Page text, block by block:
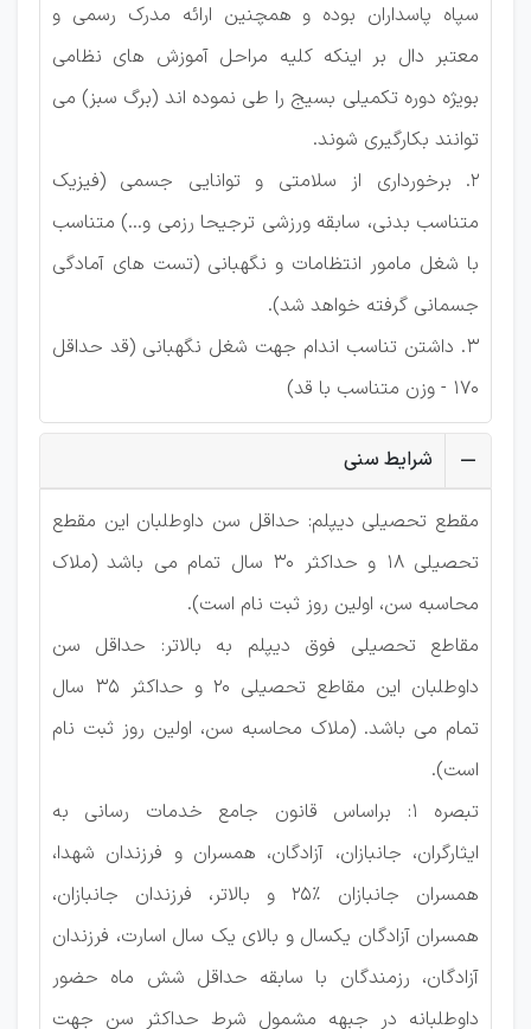
سپاه پاسداران بوده و همچنین ارائه مدرک رسمی و
معتبر دال بر اینکه كلیه مراحل آموزش های نظامی
بویژه دوره تکمیلی بسیج را طی نموده اند (برگ سبز) می
توانند بکارگیری شوند.
2. برخورداری از سلامتی و توانایی جسمی (فیزیک
متناسب بدنی، سابقه ورزشی ترجیحا رزمی و...) متناسب
با شغل مامور انتظامات و نگهبانی (تست های آمادگی
جسمانی گرفته خواهد شد).
3. داشتن تناسب اندام جهت شغل نگهبانی (قد حداقل
170 - وزن متناسب با قد)
شرایط سنی
مقطع تحصیلی دیپلم: حداقل سن داوطلبان این مقطع
تحصیلی 18 و حداكثر 30 سال تمام می باشد (ملاک
محاسبه سن، اولین روز ثبت نام است).
مقاطع تحصیلی فوق دیپلم به بالاتر: حداقل سن
داوطلبان این مقاطع تحصیلی 20 و حداکثر 35 سال
تمام می باشد. (ملاک محاسبه سن، اولین روز ثبت نام
است).
تبصره 1: براساس قانون جامع خدمات رسانی به
ایثارگران، جانبازان، آزادگان، همسران و فرزندان شهدا،
همسران جانبازان %25 و بالاتر، فرزندان جانبازان،
همسران آزادگان یکسال و بالای یک سال اسارت، فرزندان
آزادگان، رزمندگان با سابقه حداقل شش ماه حضور
داوطلبانه در جبهه مشمول شرط حداكثر سن جهت